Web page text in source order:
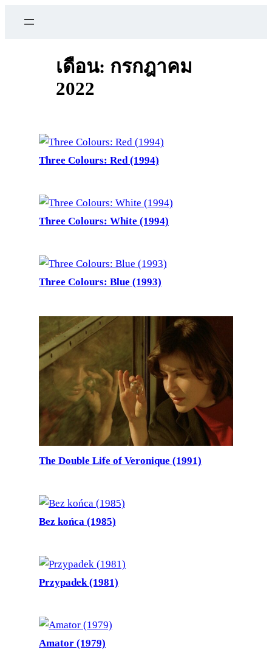
เดือน: กรกฎาคม
2022
Three Colours: Red (1994)
Three Colours: White (1994)
Three Colours: Blue (1993)
The Double Life of Veronique (1991)
Bez końca (1985)
Przypadek (1981)
Amator (1979)